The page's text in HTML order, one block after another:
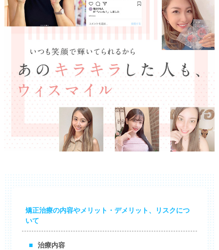
矯正治療の内容やメリット・デメリット、リスクにつ
いて
■
治療内容